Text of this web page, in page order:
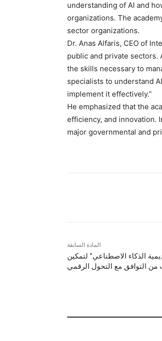
understanding of AI and
organizations. The
sector organizations.
Dr. Anas Alfaris, CEO of
public and private sectors.
the skills necessary to
specialists to understand
implement it effectively.”
He emphasized that the
efficiency, and innovation.
major governmental and
المادة السابقة
الذكاء الاصطناعي” لتمكين
التوافق مع التحول الرقمي